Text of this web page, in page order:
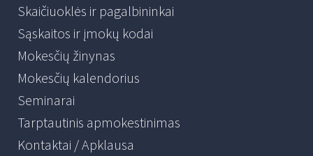
Skaičiuoklės ir pagalbininkai
Sąskaitos ir įmokų kodai
Mokesčių žinynas
Mokesčių kalendorius
Seminarai
Tarptautinis apmokestinimas
Kontaktai / Apklausa